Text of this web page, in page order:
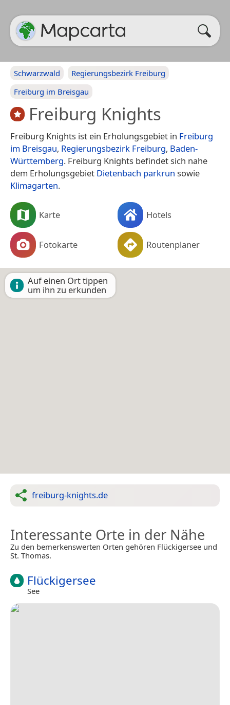
Schwarzwald
Regierungsbezirk Freiburg
Freiburg im Breisgau
Freiburg Knights
Freiburg Knights ist ein Erholungsgebiet in Freiburg
im Breisgau, Regierungsbezirk Freiburg, Baden-
Württemberg. Freiburg Knights befindet sich nahe
dem Erholungsgebiet Dietenbach parkrun sowie
Klimagarten.
Karte Hotels
Fotokarte Routenplaner
Auf einen Ort tippen
um ihn zu erkunden
freiburg-knights.de
Interessante Orte in der Nähe
Zu den bemerkenswerten Orten gehören Flückigersee und
St. Thomas.
Flückigersee
See